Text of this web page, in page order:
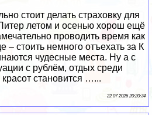
стоит делать страховку для
летом и осенью хорош ещё
проводить время как
– стоить немного отъехать за К
чудесные места. Ну а с
с рублём, отдых среди
становится …...
22 07 2026 20:20:34